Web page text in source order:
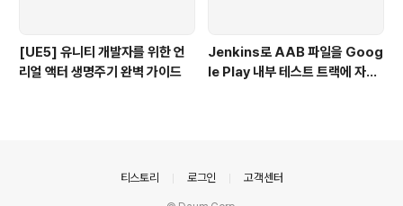
[UE5] 유니티 개발자를 위한 언
리얼 액터 생명주기 완벽 가이드
Jenkins로 AAB 파일을 Goog
le Play 내부 테스트 트랙에 자동
티스토리 로그인 고객센터